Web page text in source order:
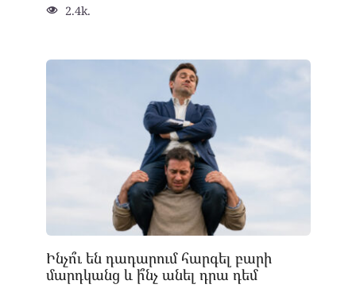
2.4k.
Ինչո՞ւ են դադարում հարգել բարի
մարդկանց և ի՞նչ անել դրա դեմ